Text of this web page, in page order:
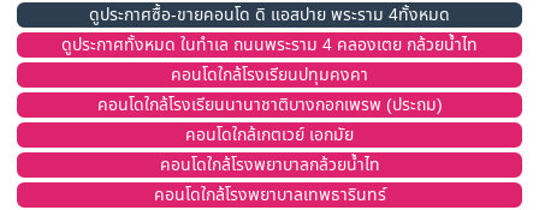
ดูประกาศซื้อ-ขายคอนโด ดิ แอสปาย พระราม 4ทั้งหมด
ดูประกาศทั้งหมด ในทำเล ถนนพระราม 4 คลองเตย กล้วยน้ำไท
คอนโดใกล้โรงเรียนปทุมคงคา
คอนโดใกล้โรงเรียนนานาชาติบางกอกเพรพ (ประถม)
คอนโดใกล้เกตเวย์ เอกมัย
คอนโดใกล้โรงพยาบาลกล้วยน้ำไท
คอนโดใกล้โรงพยาบาลเทพธารินทร์